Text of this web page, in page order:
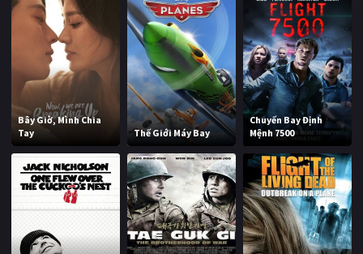
Bây Giờ, Mình Chia
Tay
Thế Giới Máy Bay
Chuyến Bay Định
Mệnh 7500